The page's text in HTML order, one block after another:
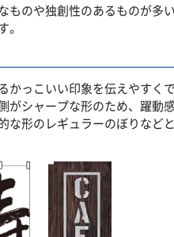
ものや独創性のあるものが多
っこいい印象を伝えやすく
がシャープな形のため、躍動
な形のレギュラーのぼりなど